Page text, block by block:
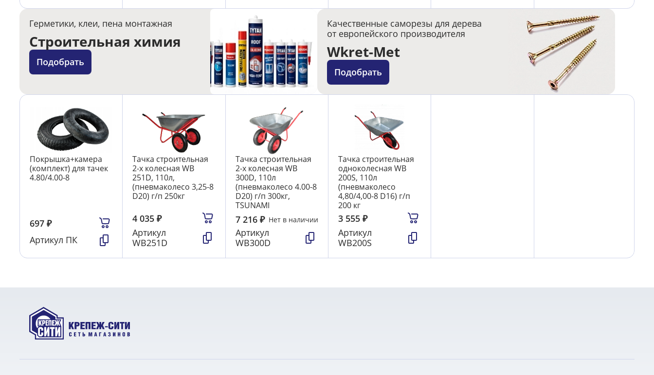
Герметики, клеи, пена монтажная
Строительная химия
Подобрать
Качественные саморезы для дерева
от европейского производителя
Wkret-Met
Подобрать
Покрышка+камера
(комплект) для тачек
4.80/4.00-8
697 ₽
Артикул ПК
Тачка строительная
2-х колесная WB
251D, 110л,
(пневмаколесо 3,25-8
D20) г/п 250кг
4 035₽
Артикул
WB251D
Тачка строительная
2-х колесная WB
300D, 110л
(пневмаколесо 4.00-8
D20) г/п 300кг,
TSUNAMI
7 216 ₽ Нет в наличии
Артикул
WB300D
Тачка строительная
одноколесная WB
200S, 110л
(пневмаколесо
4,80/4,00-8 D16) г/п
200 кг
3 555 ₽
Артикул
WB200S